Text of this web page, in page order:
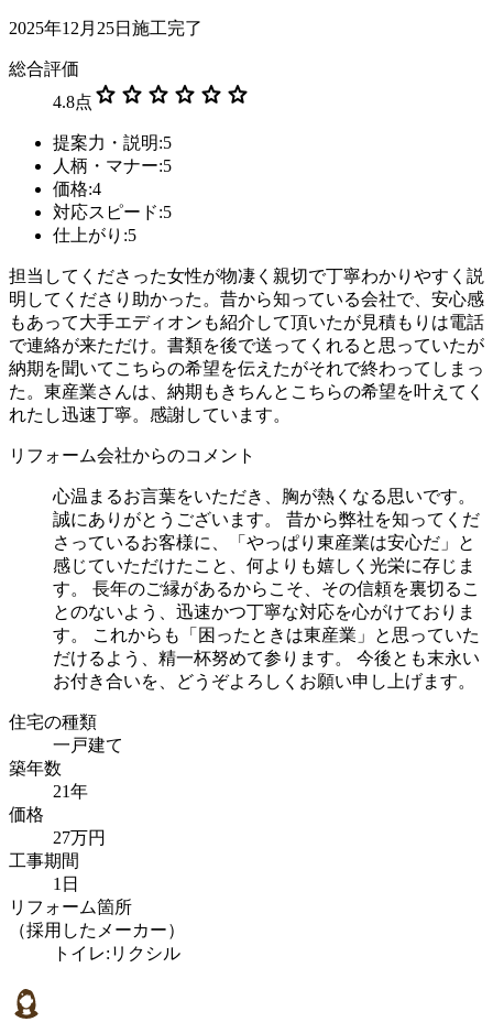
2025年12月25日施工完了
総合評価
4.8点 star star star star star star
提案力・説明:5
人柄・マナー:5
価格:4
対応スピード:5
仕上がり:5
担当してくださった女性が物凄く親切で丁寧わかりやすく説
明してくださり助かった。昔から知っている会社で、安心感
もあって大手エディオンも紹介して頂いたが見積もりは電話
で連絡が来ただけ。書類を後で送ってくれると思っていたが
納期を聞いてこちらの希望を伝えたがそれで終わってしまっ
た。東産業さんは、納期もきちんとこちらの希望を叶えてく
れたし迅速丁寧。感謝しています。
リフォーム会社からのコメント
心温まるお言葉をいただき、胸が熱くなる思いです。
誠にありがとうございます。 昔から弊社を知ってくだ
さっているお客様に、「やっぱり東産業は安心だ」と
感じていただけたこと、何よりも嬉しく光栄に存じま
す。 長年のご縁があるからこそ、その信頼を裏切るこ
とのないよう、迅速かつ丁寧な対応を心がけておりま
す。 これからも「困ったときは東産業」と思っていた
だけるよう、精一杯努めて参ります。 今後とも末永い
お付き合いを、どうぞよろしくお願い申し上げます。
住宅の種類
一戸建て
築年数
21年
価格
27万円
工事期間
1日
リフォーム箇所
（採用したメーカー）
トイレ:リクシル